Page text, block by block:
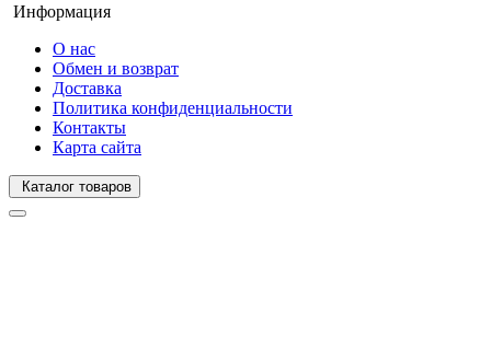
Информация
О нас
Обмен и возврат
Доставка
Политика конфиденциальности
Контакты
Карта сайта
Каталог товаров